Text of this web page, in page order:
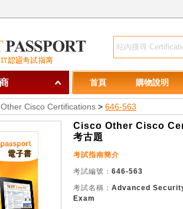
首頁 購物說明
Other Cisco Certifications > 646-563
Cisco Other Cisco
考古題
考試指南簡介
考試編號： 646-563
考試名稱： Advanced
Exam